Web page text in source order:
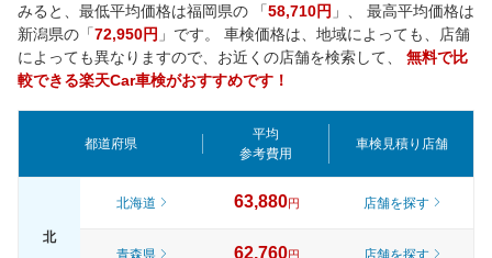
みると、最低平均価格は福岡県の 「58,710円 」、 最高平均価格は
新潟県の「72,950円 」です。 車検価格は、地域によっても、店舗
によっても異なりますので、お近くの店舗を検索して、 無料で比
較できる楽天Car車検がおすすめです！
都道府県
平均
参考費用
車検見積り店舗
北
北海道 63,880円 店舗を探す
青森県 62,760円 店舗を探す